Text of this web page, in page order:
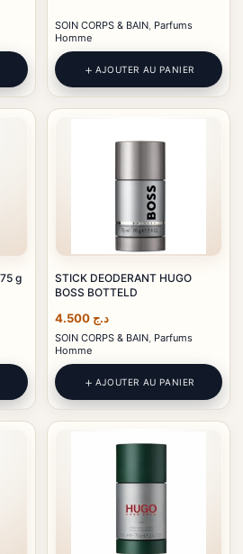
SOIN CORPS & BAIN, Parfums
Homme
AJOUTER AU PANIER
Stick Calvin Klein euphoria 75 g
STICK DEODERANT HUGO
BOSS BOTTELD
د.ج
SOIN CORPS & BAIN, Parfums
Homme
AJOUTER AU PANIER